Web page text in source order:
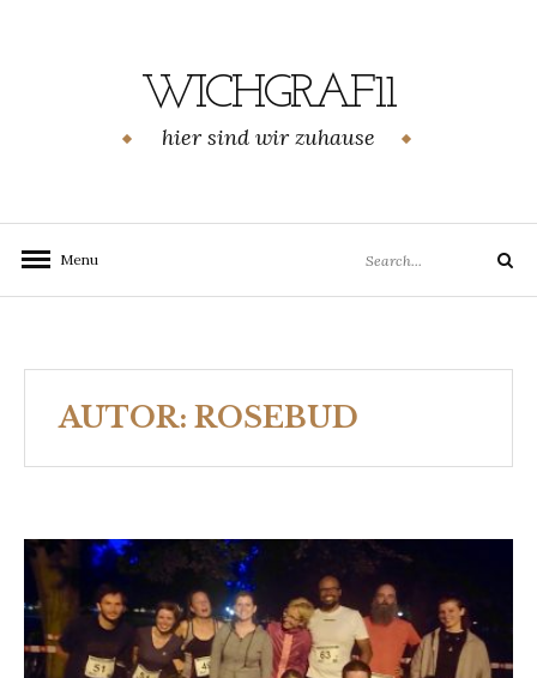
WICHGRAF11
hier sind wir zuhause
Menu
for:
Search
AUTOR: ROSEBUD